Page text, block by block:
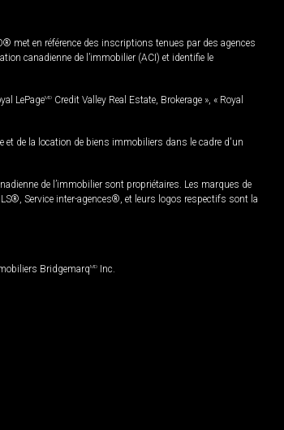
met en référence des inscriptions tenues par des agences
canadienne de l’immobilier (ACI) et identifie le
LePageMD Credit Valley Real Estate, Brokerage », « Royal
de la location de biens immobiliers dans le cadre d'un
de l’immobilier sont propriétaires. Les marques de
Service inter-agences®, et leurs logos respectifs sont la
BridgemarqMD Inc.